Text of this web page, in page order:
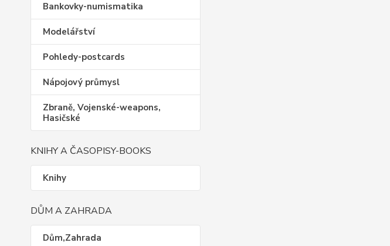
Bankovky-numismatika
Modelářství
Pohledy-postcards
Nápojový průmysl
Zbraně, Vojenské-weapons,
Hasičské
KNIHY A ČASOPISY-BOOKS
Knihy
DŮM A ZAHRADA
Dům,Zahrada